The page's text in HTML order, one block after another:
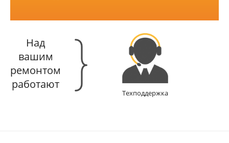
Над
вашим
ремонтом
работают
Техподдержка